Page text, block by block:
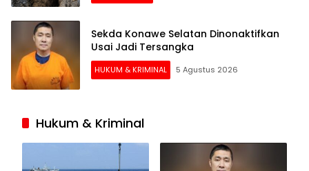
Sekda Konawe Selatan Dinonaktifkan
Usai Jadi Tersangka
HUKUM & KRIMINAL 5 Agustus 2026
Hukum & Kriminal